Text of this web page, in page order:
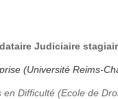
Judiciaire
(Université Reims-
Difficulté (Ecole de